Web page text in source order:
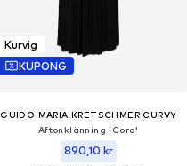
Kurvig
KUPONG
GUIDO MARIA KRETSCHMER CURVY
Aftonklänning 'Cora'
890,10 kr